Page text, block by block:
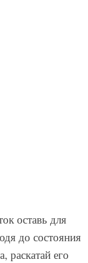
оставь для
до состояния
раскатай его